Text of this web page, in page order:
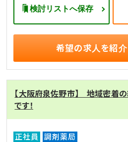
検討リストへ保存
希望の求人を紹介
【大阪府泉佐野市】 地域密着
です！
正社員 調剤薬局